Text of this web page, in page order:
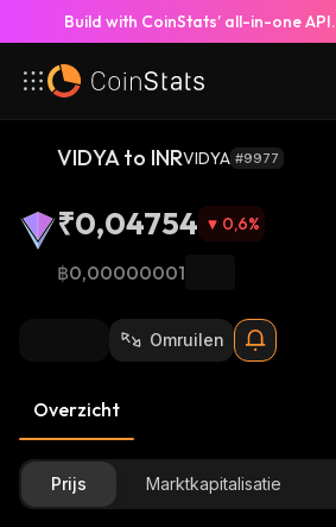
Build with CoinStats’ all-in-one API.
VIDYA to INRVIDYA #9977
₹0,04754 0,6%
฿0,00000001
Omruilen
Overzicht
Prijs Marktkapitalisatie